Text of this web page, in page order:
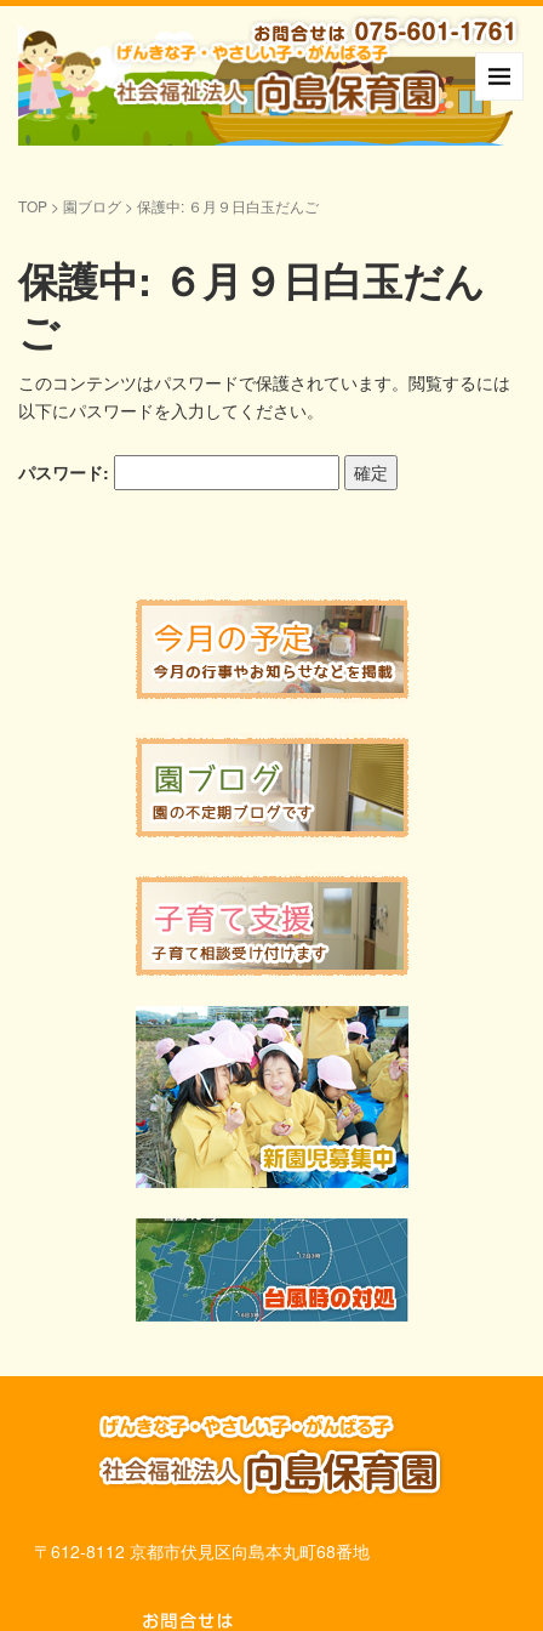
TOP > 園ブログ > 保護中: ６月９日白玉だんご
保護中: ６月９日白玉だん
ご
このコンテンツはパスワードで保護されています。閲覧するには
以下にパスワードを入力してください。
パスワード:
〒612-8112 京都市伏見区向島本丸町68番地